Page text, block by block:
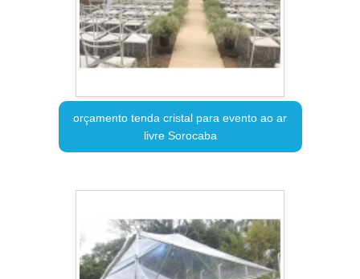
orçamento tenda cristal para evento ao ar
livre Sorocaba